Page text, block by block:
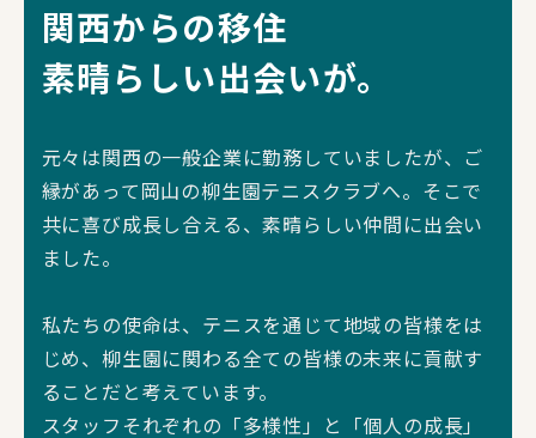
関西からの移住
素晴らしい出会いが。
元々は関西の一般企業に勤務していましたが、ご
縁があって岡山の柳生園テニスクラブへ。そこで
共に喜び成長し合える、素晴らしい仲間に出会い
ました。
私たちの使命は、テニスを通じて地域の皆様をは
じめ、柳生園に関わる全ての皆様の未来に貢献す
ることだと考えています。
スタッフそれぞれの「多様性」と「個人の成長」